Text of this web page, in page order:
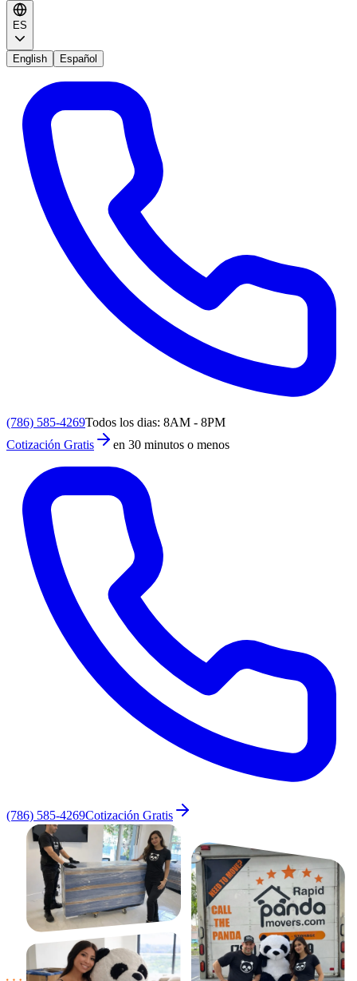
ES
English Español
(786) 585-4269Todos los dias: 8AM - 8PM
Cotización Gratis
en 30 minutos o menos
(786) 585-4269Cotización Gratis